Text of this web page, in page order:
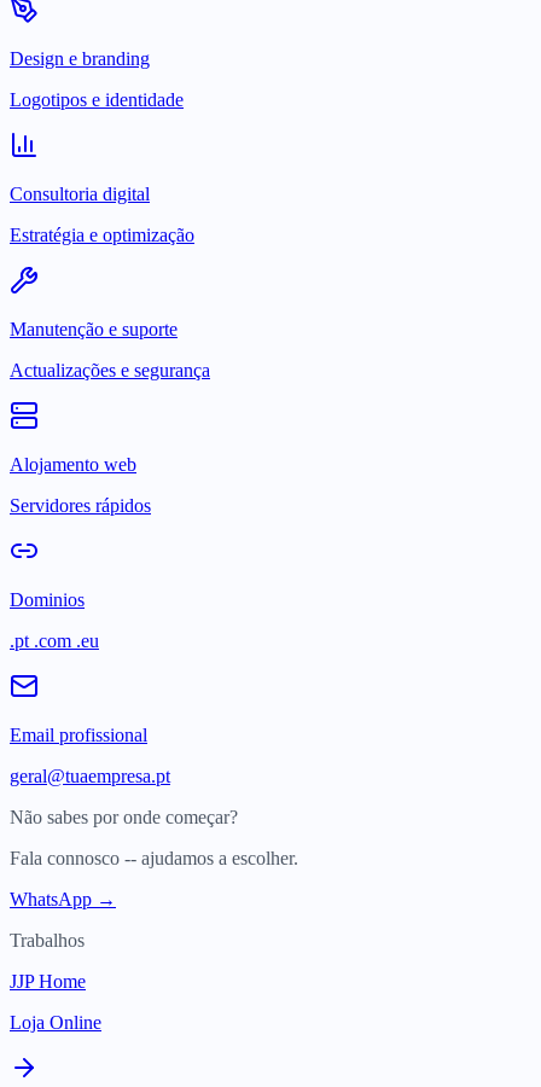
Design e branding
Logotipos e identidade
Consultoria digital
Estratégia e optimização
Manutenção e suporte
Actualizações e segurança
Alojamento web
Servidores rápidos
Dominios
.pt .com .eu
Email profissional
geral@tuaempresa.pt
Não sabes por onde começar?
Fala connosco -- ajudamos a escolher.
WhatsApp →
Trabalhos
JJP Home
Loja Online